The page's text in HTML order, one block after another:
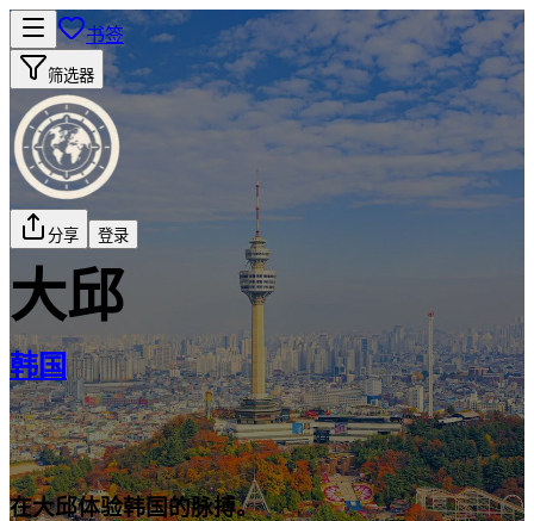
书签
筛选器
分享 登录
大邱
韩国
在大邱体验韩国的脉搏。